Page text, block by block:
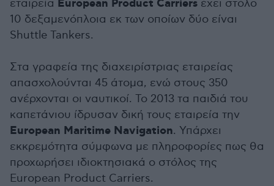
εταιρεία European Product Carriers έχει στόλο
10 δεξαμενόπλοια εκ των οποίων δύο είναι
Shuttle Tankers.
Στα γραφεία της διαχειρίστριας εταιρείας
απασχολούνται 45 άτομα, ενώ στους 350
ανέρχονται οι ναυτικοί. Το 2013 τα παιδιά του
καπετάνιου ίδρυσαν δική τους εταιρεία την
European Maritime Navigation. Υπάρχει
εκκρεμότητα σύμφωνα με πληροφορίες πως θα
προχωρήσει ιδιοκτησιακά ο στόλος της
European Product Carriers.